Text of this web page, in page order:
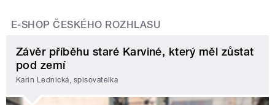
E-SHOP ČESKÉHO ROZHLASU
Závěr příběhu staré Karviné, který měl zůstat
pod zemí
Karin Lednická, spisovatelka